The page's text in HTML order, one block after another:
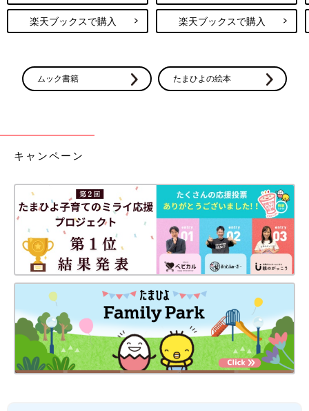
楽天ブックスで購入 楽天ブックスで購入
ムック書籍 たまひよの絵本
キャンペーン